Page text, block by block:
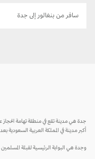
سافر من بنغالور إلى جدة
أكبر مدينة في المملكة العربية السعودية بعد العاصمة الرياض التي يبلغ
وجدة هي البوابة الرئيسية لقبلة المسلمين